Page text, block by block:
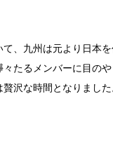
、九州は元より日本
たるメンバーに目の
沢な時間となりました